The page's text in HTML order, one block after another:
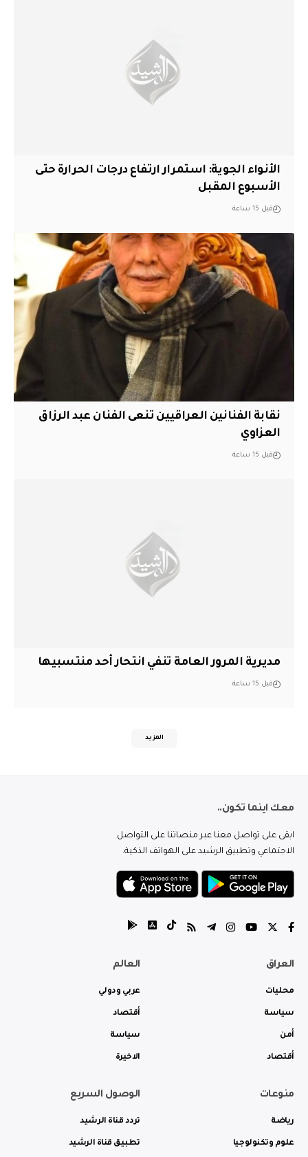
الأنواء الجوية: استمرار ارتفاع درجات الحرارة حتى
الأسبوع المقبل
قبل 15 ساعة
نقابة الفنانين العراقيين تنعى الفنان عبد الرزاق
العزاوي
قبل 15 ساعة
مديرية المرور العامة تنفي انتحار أحد منتسبيها
قبل 15 ساعة
المزيد
معك اينما تكون..
ابقى على تواصل معنا عبر منصاتنا على التواصل
الاجتماعي وتطبيق الرشيد على الهواتف الذكية.
العراق
محليات
سياسة
أمن
أقتصاد
العالم
عربي ودولي
أقتصاد
سياسة
الاخيرة
منوعات
رياضة
علوم وتكنولوجيا
الوصول السريع
تردد قناة الرشيد
تطبيق قناة الرشيد